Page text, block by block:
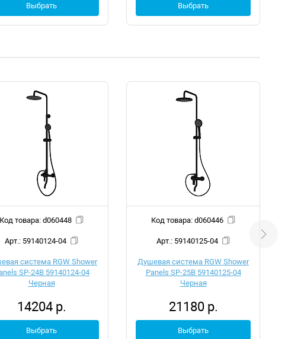
Выбрать Выбрать
Код товара: d060448
Арт.: 59140124-04
система RGW Shower
SP-24B 59140124-04
Черная
14204 р.
Выбрать
Код товара: d060446
Арт.: 59140125-04
Душевая система RGW Shower
Panels SP-25B 59140125-04
Черная
21180 р.
Выбрать